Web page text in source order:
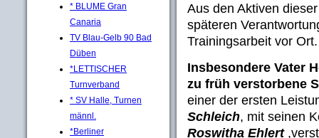
* BLUME Gran
Canaria
TV Blau-Gelb 90 Bad
Düben
*LETTISCHER
Turnverband
* SV Halle, Turnen
männl.
*Berliner
Aus den Aktiven
späteren
Trainingsarbeit vor Ort.
Insbesondere Vater
zu früh verstorbene
einer der ersten
Schleich, mit seinen
Roswitha Ehlert